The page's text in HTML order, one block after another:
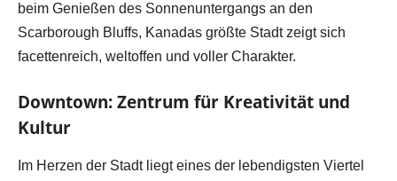
beim Genießen des Sonnenuntergangs an den
Scarborough Bluffs, Kanadas größte Stadt zeigt sich
facettenreich, weltoffen und voller Charakter.
Downtown: Zentrum für Kreativität und
Kultur
Im Herzen der Stadt liegt eines der lebendigsten Viertel